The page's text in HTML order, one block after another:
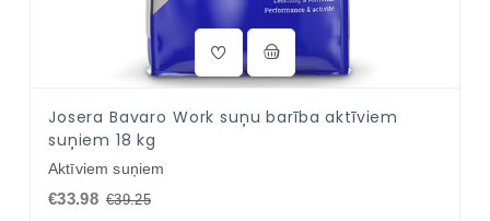
Josera Bavaro Work suņu barība aktīviem
suņiem 18 kg
Aktīviem suņiem
€33.98 €39.25